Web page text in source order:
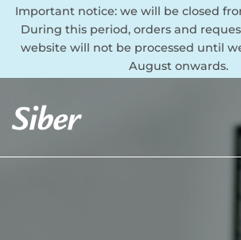
Important notice: we will be closed
During this period, orders and
website will not be processed until
August onwards.